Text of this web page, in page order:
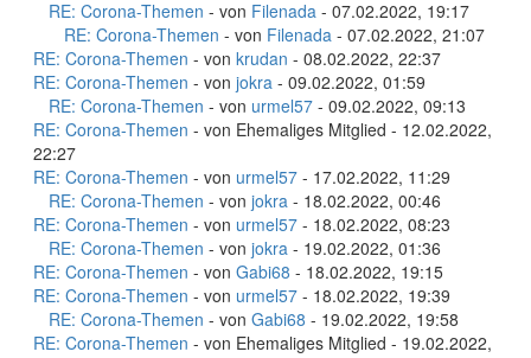
RE: Corona-Themen - von Filenada - 07.02.2022, 19:17
RE: Corona-Themen - von Filenada - 07.02.2022, 21:07
RE: Corona-Themen - von krudan - 08.02.2022, 22:37
RE: Corona-Themen - von jokra - 09.02.2022, 01:59
RE: Corona-Themen - von urmel57 - 09.02.2022, 09:13
RE: Corona-Themen - von Ehemaliges Mitglied - 12.02.2022,
22:27
RE: Corona-Themen - von urmel57 - 17.02.2022, 11:29
RE: Corona-Themen - von jokra - 18.02.2022, 00:46
RE: Corona-Themen - von urmel57 - 18.02.2022, 08:23
RE: Corona-Themen - von jokra - 19.02.2022, 01:36
RE: Corona-Themen - von Gabi68 - 18.02.2022, 19:15
RE: Corona-Themen - von urmel57 - 18.02.2022, 19:39
RE: Corona-Themen - von Gabi68 - 19.02.2022, 19:58
RE: Corona-Themen - von Ehemaliges Mitglied - 19.02.2022,